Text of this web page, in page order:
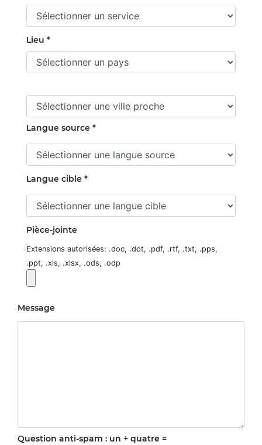
Lieu *
Langue source *
Langue cible *
Pièce-jointe
Extensions autorisées: .doc, .dot, .pdf, .rtf, .txt, .pps,
.ppt, .xls, .xlsx, .ods, .odp
Message
Question anti-spam : un + quatre =